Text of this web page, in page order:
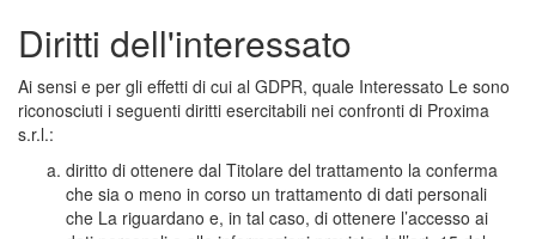
Diritti dell'interessato
Ai sensi e per gli effetti di cui al GDPR, quale Interessato Le sono
riconosciuti i seguenti diritti esercitabili nei confronti di Proxima
s.r.l.:
diritto di ottenere dal Titolare del trattamento la conferma
che sia o meno in corso un trattamento di dati personali
che La riguardano e, in tal caso, di ottenere l’accesso ai